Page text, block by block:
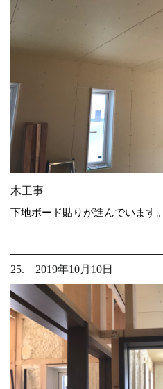
木工事
下地ボード貼りが進んでいます。
25. 2019年10月10日